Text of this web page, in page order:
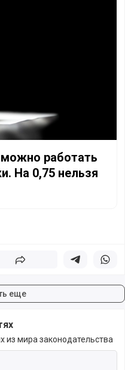
работать
На 0,75 нельзя
Поделиться Поделиться в
еще
из мира законодательства